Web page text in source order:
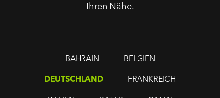
Ihren Nähe.
BAHRAIN BELGIEN
DEUTSCHLAND FRANKREICH